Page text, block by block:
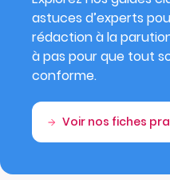
astuces d’experts
rédaction à la
à pas pour que tout
conforme.
Voir nos fiches